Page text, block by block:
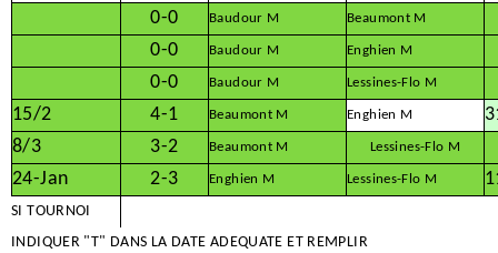
0-0 Baudour M Beaumont M
0-0 Baudour M Enghien M
0-0 Baudour M Lessines-Flo M
15/2 4-1 Beaumont M Enghien M
8/3
3-2 Beaumont M Lessines-Flo M
24-Jan 2-3 Enghien M Lessines-Flo M
SI TOURNOI
INDIQUER "T" DANS LA DATE ADEQUATE ET REMPLIR